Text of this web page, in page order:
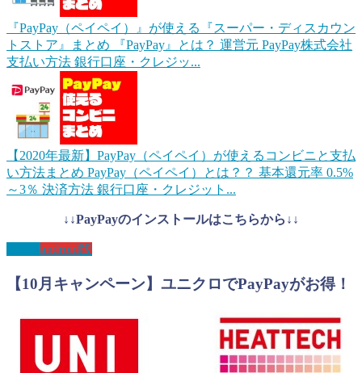
『PayPay（ペイペイ）』が使える『スーパー・ディスカウン
トストア』まとめ 『PayPay』とは？ 運営元 PayPay株式会社
支払い方法 銀行口座・クレジッ...
【2020年最新】PayPay（ペイペイ）が使えるコンビニと支払
い方法まとめ PayPay（ペイペイ）とは？？ 基本還元率 0.5%
～3％ 決済方法 銀行口座・クレジット...
↓↓PayPayのインストールはこちらから↓↓
android版
【10月キャンペーン】ユニクロでPayPayがお得！